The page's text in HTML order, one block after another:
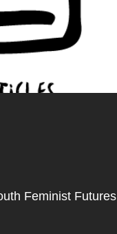
Feminist Futures